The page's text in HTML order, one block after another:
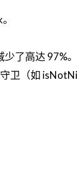
少了高达 97%。
卫（如